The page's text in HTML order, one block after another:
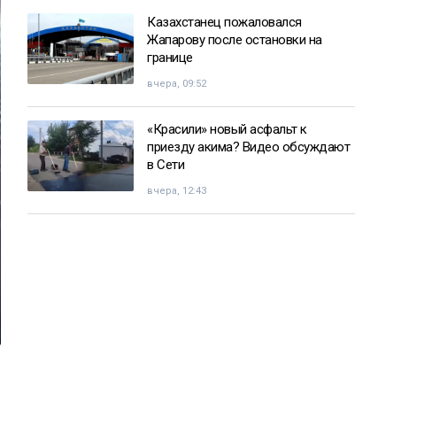
Казахстанец пожаловался
Жапарову после остановки на
границе
вчера, 09:52
«Красили» новый асфальт к
приезду акима? Видео обсуждают
в Сети
вчера, 12:43